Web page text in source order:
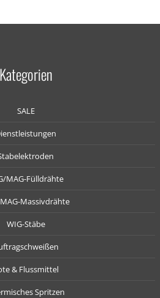
Kategorien
SALE
MAG-Fülldrähte
Massivdrähte
WIG-Stäbe
& Flussmittel
Spritzen